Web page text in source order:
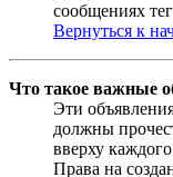
сообщениях
Вернуться к
Что такое важные
Эти
должны
вверху
Права на